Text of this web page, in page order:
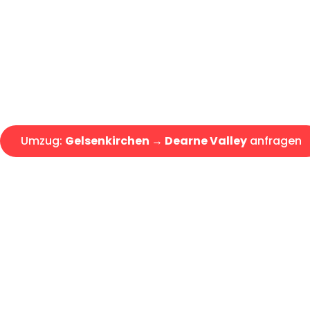
Umzug: Gelsenkirchen → Dearne Valley anfragen